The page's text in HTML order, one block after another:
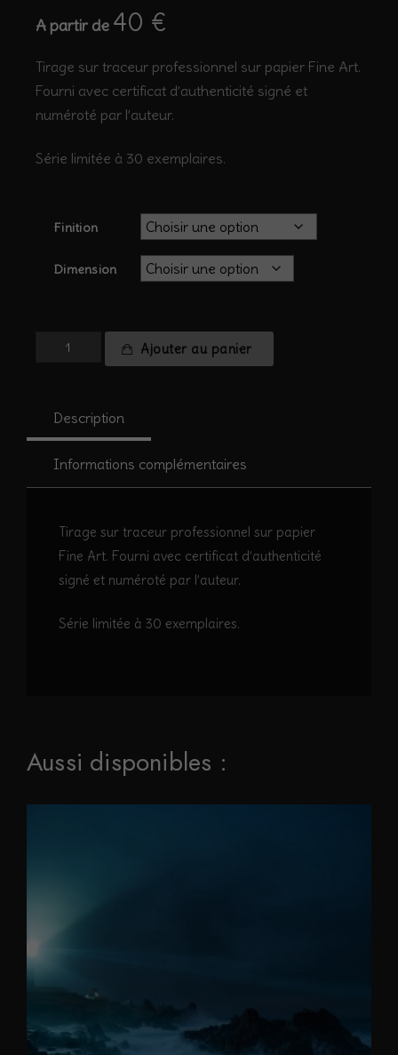
A partir de 40 €
Tirage sur traceur professionnel sur papier Fine Art.
Fourni avec certificat d’authenticité signé et
numéroté par l’auteur.
Série limitée à 30 exemplaires.
Finition
Dimension
quantité
Ajouter au panier
Description
Informations complémentaires
Tirage sur traceur professionnel sur papier
Fine Art. Fourni avec certificat d’authenticité
signé et numéroté par l’auteur.
Série limitée à 30 exemplaires.
Aussi disponibles :